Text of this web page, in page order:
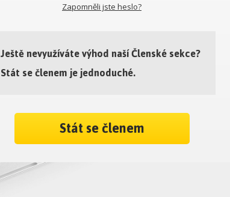
Zapomněli jste heslo?
Ještě nevyužíváte výhod naší Členské sekce?
Stát se členem je jednoduché.
Stát se členem